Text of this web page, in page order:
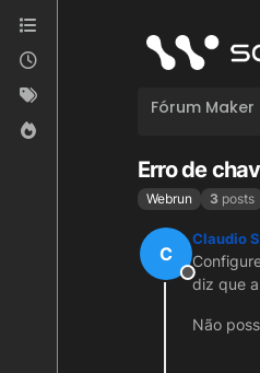
Skip to content
Fórum Maker
Erro de
Webrun 3 posts
C
Offline
Claudio
diz que
Não